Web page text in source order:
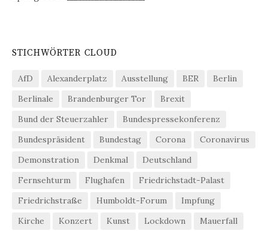
STICHWÖRTER CLOUD
AfD Alexanderplatz Ausstellung BER
Berlin
Berlinale
Brandenburger Tor
Brexit
Bund der Steuerzahler
Bundespressekonferenz
Bundespräsident
Bundestag Corona
Coronavirus
Demonstration
Denkmal
Deutschland
Fernsehturm
Flughafen
Friedrichstadt-Palast
Friedrichstraße
Humboldt-Forum
Impfung
Kirche
Konzert Kunst Lockdown Mauerfall